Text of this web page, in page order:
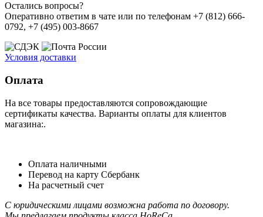
Остались вопросы?
Оперативно ответим в чате или по телефонам +7 (812) 666-
0792, +7 (495) 003-8667
Условия доставки
Оплата
На все товары предоставляются сопровождающие
сертификаты качества. Варианты оплаты для клиентов
магазина:.
Оплата наличными
Перевод на карту Сбербанк
На расчетный счет
С юридическими лицами возможна работа по договору.